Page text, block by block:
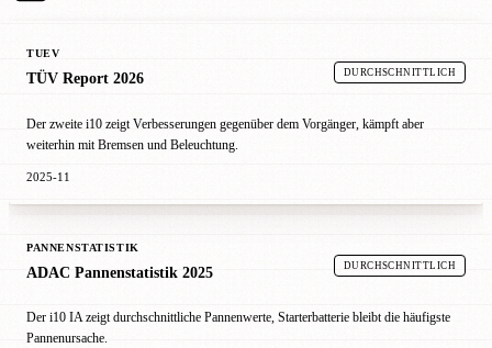
TUEV
TÜV Report 2026 DURCHSCHNITTLICH
Der zweite i10 zeigt Verbesserungen gegenüber dem Vorgänger, kämpft aber
weiterhin mit Bremsen und Beleuchtung.
2025-11
PANNENSTATISTIK
ADAC Pannenstatistik 2025 DURCHSCHNITTLICH
Der i10 IA zeigt durchschnittliche Pannenwerte, Starterbatterie bleibt die häufigste
Pannenursache.